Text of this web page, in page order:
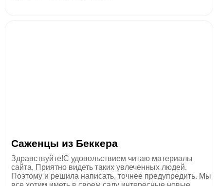
Саженцы из Беккера
Здравствуйте!С удовольствием читаю материалы
сайта. Приятно видеть таких увлеченных людей.
Поэтому и решила написать, точнее предупредить. Мы